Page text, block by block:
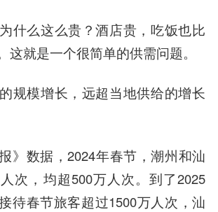
什么这么贵？酒店贵，吃饭也比
这就是一个很简单的供需问题。
规模增长，远超当地供给的增长
》数据，2024年春节，潮州和汕
次，均超500万人次。到了2025
待春节旅客超过1500万人次，汕